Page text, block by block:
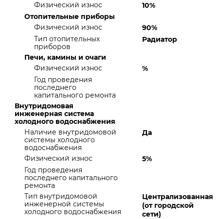
Физический износ
10%
Отопительные приборы
Физический износ
90%
Тип отопительных
приборов
Радиатор
Печи, камины и очаги
Физический износ
%
Год проведения
последнего
капитального ремонта
Внутридомовая
инженерная система
холодного водоснабжения
Наличие внутридомовой
системы холодного
водоснабжения
Да
Физический износ
5%
Год проведения
последнего капитального
ремонта
Тип внутридомовой
инженерной системы
холодного водоснабжения
Централизованная
(от городской
сети)